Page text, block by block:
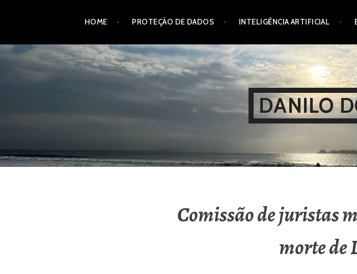
content
HOME PROTEÇÃO DE DADOS INTELIGÊNCIA ARTIFICIAL
DANILO
Comissão de juristas
morte de